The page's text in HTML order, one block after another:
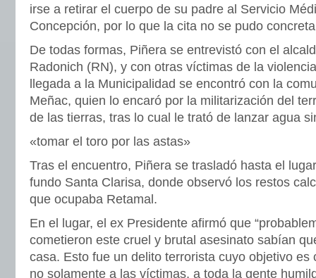
irse a retirar el cuerpo de su padre al Servicio
Concepción, por lo que la cita no se pudo
De todas formas, Piñera se entrevistó con el
Radonich (RN), y con otras víctimas de la
llegada a la Municipalidad se encontró con la
Meñac, quien lo encaró por la militarización del
de las tierras, tras lo cual le trató de lanzar agua
«tomar el toro por las astas»
Tras el encuentro, Piñera se trasladó hasta el
fundo Santa Clarisa, donde observó los restos
que ocupaba Retamal.
En el lugar, el ex Presidente afirmó que
cometieron este cruel y brutal asesinato sabían
casa. Esto fue un delito terrorista cuyo objetivo
no solamente a las víctimas, a toda la gente